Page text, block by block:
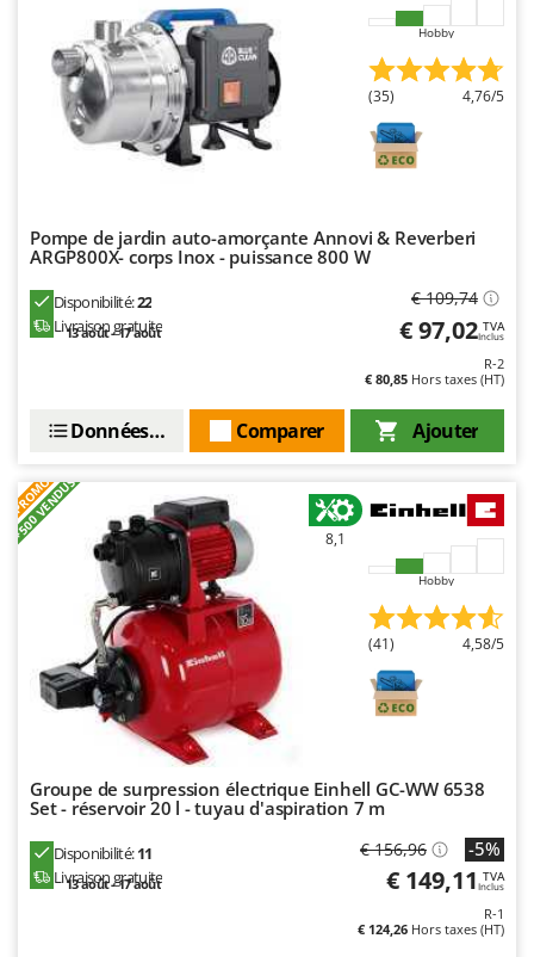
Novital
NuAir
NuovaFac
Olix
OMA
Omas
Oriental Koshin
P
Palazzetti
Palumbo Pavi
Partisani
Paterlini
Philips
Pramac
Prismafood
R
Rato
Reber
Hobby
(35) 4,76/5
Pompe de jardin auto-amorçante Annovi & Reverberi
ARGP800X- corps Inox - puissance 800 W
Disponibilité:22
Livraison gratuite
13 août - 17 août
€ 109,74
€ 97,02 TVA
Inclus
R-2
€ 80,85 Hors taxes (HT)
Ajouter
Comparer
Données techniques
PROMO
+500 VENDUS 8,1
Hobby
(41) 4,58/5
Groupe de surpression électrique Einhell GC-WW 6538
Set - réservoir 20 l - tuyau d'aspiration 7 m
Disponibilité:11
Livraison gratuite
13 août - 17 août
€ 156,96 -5%
€ 149,11 TVA
Inclus
R-1
€ 124,26 Hors taxes (HT)